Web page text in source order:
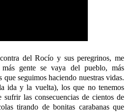
del Rocío y sus peregrinos, me
gente se vaya del pueblo, más
seguimos haciendo nuestras vidas.
ida y la vuelta), los que no tenemos
sufrir las consecuencias de cientos de
tirando de bonitas carabanas que